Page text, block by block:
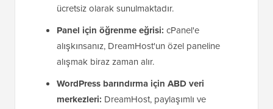
ücretsiz olarak sunulmaktadır.
Panel için öğrenme eğrisi: cPanel'e
alışkınsanız, DreamHost'un özel paneline
alışmak biraz zaman alır.
WordPress barındırma için ABD veri
merkezleri: DreamHost, paylaşımlı ve